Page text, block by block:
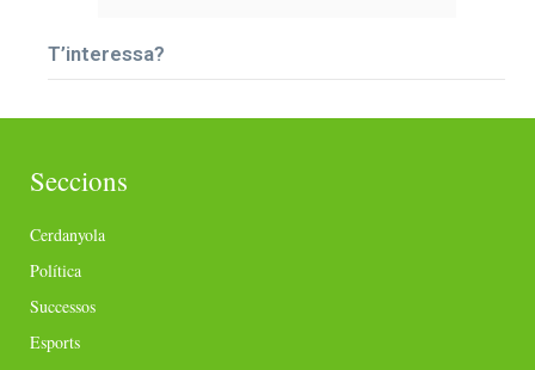
T’interessa?
Seccions
Cerdanyola
Política
Successos
Esports